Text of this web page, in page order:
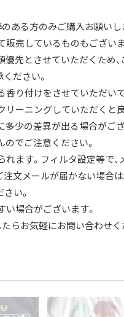
ある方のみご購入お願いし
売しているものもございま
先とさせていただくため
ださい。
り付けをさせていただい
ーニングしていただくと
少の差異が出る場合がご
でご注意ください。
ます。フィルタ設定等で
文メールが届かない場合
い。
場合がございます。
らお気軽にお問い合わせく